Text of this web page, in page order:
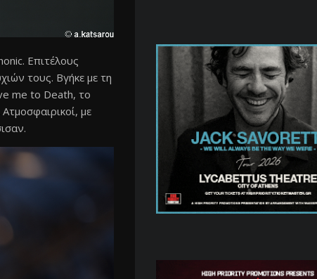
Επιτέλους
τους. Βγήκε με τη
me to Death, το
με